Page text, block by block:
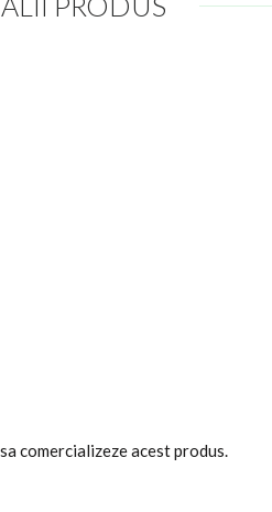
comercializeze acest produs.